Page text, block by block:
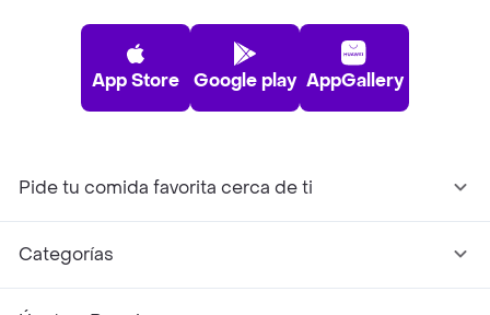
App Store Google play AppGallery
Pide tu comida favorita cerca de ti
Categorías